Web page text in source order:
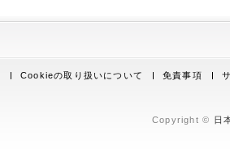
Cookieの取り扱いについて 免責事項
Copyright © 日